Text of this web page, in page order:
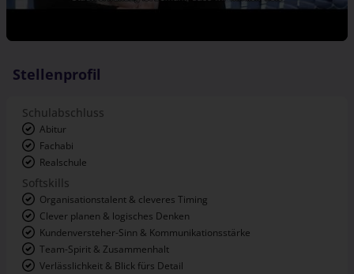
Abitur
Realschule
Softskills
Organisationstalent & cleveres Timing
Clever planen & logisches Denken
Kundenversteher-Sinn & Kommunikationsstärke
Team-Spirit & Zusammenhalt
Verlässlichkeit & Blick fürs Detail
Noten
Durchschnitt: <4